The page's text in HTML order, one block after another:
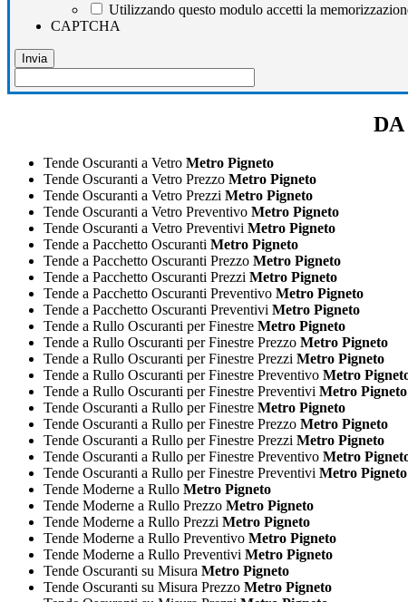
Utilizzando questo modulo accetti la
CAPTCHA
DA
Tende Oscuranti a Vetro Metro Pigneto
Tende Oscuranti a Vetro Prezzo Metro Pigneto
Tende Oscuranti a Vetro Prezzi Metro Pigneto
Tende Oscuranti a Vetro Preventivo Metro Pigneto
Tende Oscuranti a Vetro Preventivi Metro Pigneto
Tende a Pacchetto Oscuranti Metro Pigneto
Tende a Pacchetto Oscuranti Prezzo Metro Pigneto
Tende a Pacchetto Oscuranti Prezzi Metro Pigneto
Tende a Pacchetto Oscuranti Preventivo Metro Pigneto
Tende a Pacchetto Oscuranti Preventivi Metro Pigneto
Tende a Rullo Oscuranti per Finestre Metro Pigneto
Tende a Rullo Oscuranti per Finestre Prezzo Metro Pigneto
Tende a Rullo Oscuranti per Finestre Prezzi Metro Pigneto
Tende a Rullo Oscuranti per Finestre Preventivo Metro
Tende a Rullo Oscuranti per Finestre Preventivi Metro Pigneto
Tende Oscuranti a Rullo per Finestre Metro Pigneto
Tende Oscuranti a Rullo per Finestre Prezzo Metro Pigneto
Tende Oscuranti a Rullo per Finestre Prezzi Metro Pigneto
Tende Oscuranti a Rullo per Finestre Preventivo Metro
Tende Oscuranti a Rullo per Finestre Preventivi Metro Pigneto
Tende Moderne a Rullo Metro Pigneto
Tende Moderne a Rullo Prezzo Metro Pigneto
Tende Moderne a Rullo Prezzi Metro Pigneto
Tende Moderne a Rullo Preventivo Metro Pigneto
Tende Moderne a Rullo Preventivi Metro Pigneto
Tende Oscuranti su Misura Metro Pigneto
Tende Oscuranti su Misura Prezzo Metro Pigneto